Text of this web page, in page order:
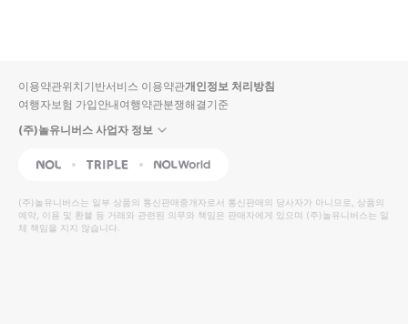
입니
다.
높
은
순
동
영
상
순
상
이용약관위치기반서비스 이용약관개인정보 처리방침
여행자보험 가입안내여행약관분쟁해결기준
(주)놀유니버스 사업자 정보
NOL Triple Interpark Global
(주)놀유니버스는 일부 상품의 통신판매중개자로서 통신판매의 당사자가 아니므로, 상품의
예약, 이용 및 환불 등 거래와 관련된 의무와 책임은 판매자에게 있으며 (주)놀유니버스는 일
체 책임을 지지 않습니다.